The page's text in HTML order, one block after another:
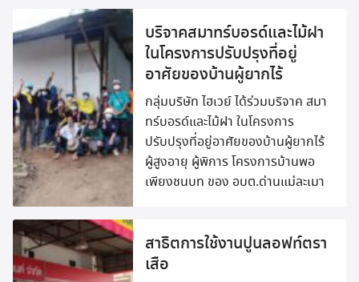
บริจาคสมาทร์บอรด์และไม้ฝา
ในโครงการปรับปรุงที่อยู่
อาศัยของบ้านผู้ยากไร้
กลุ่มบริษัท ไฮเวย์ ได้ร่วมบริจาค สมา
ทร์บอรด์และไม้ฝา ในโครงการ
ปรับปรุงที่อยู่อาศัยของบ้านผู้ยากไร้
ผู้สูงอายุ ผู้พิการ โครงการบ้านพอ
เพียงชนบท ของ อบต.ด่านแม่ละเมา
สาธิตการใช้งานปูนลอฟท์ตรา
เสือ